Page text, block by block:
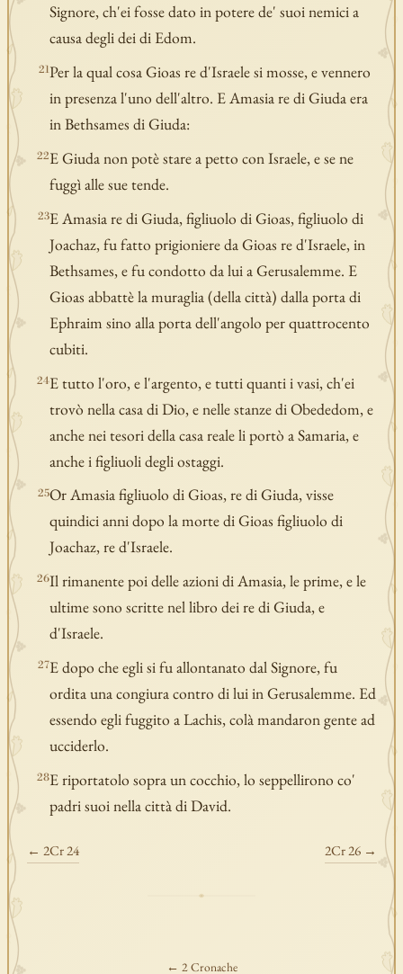
Signore, ch'ei fosse dato in potere de' suoi nemici a
causa degli dei di Edom.
21Per la qual cosa Gioas re d'Israele si mosse, e vennero
in presenza l'uno dell'altro. E Amasia re di Giuda era
in Bethsames di Giuda:
22E Giuda non potè stare a petto con Israele, e se ne
fuggì alle sue tende.
23E Amasia re di Giuda, figliuolo di Gioas, figliuolo di
Joachaz, fu fatto prigioniere da Gioas re d'Israele, in
Bethsames, e fu condotto da lui a Gerusalemme. E
Gioas abbattè la muraglia (della città) dalla porta di
Ephraim sino alla porta dell'angolo per quattrocento
cubiti.
24E tutto l'oro, e l'argento, e tutti quanti i vasi, ch'ei
trovò nella casa di Dio, e nelle stanze di Obededom, e
anche nei tesori della casa reale li portò a Samaria, e
anche i figliuoli degli ostaggi.
25Or Amasia figliuolo di Gioas, re di Giuda, visse
quindici anni dopo la morte di Gioas figliuolo di
Joachaz, re d'Israele.
26Il rimanente poi delle azioni di Amasia, le prime, e le
ultime sono scritte nel libro dei re di Giuda, e
d'Israele.
27E dopo che egli si fu allontanato dal Signore, fu
ordita una congiura contro di lui in Gerusalemme. Ed
essendo egli fuggito a Lachis, colà mandaron gente ad
ucciderlo.
28E riportatolo sopra un cocchio, lo seppellirono co'
padri suoi nella città di David.
← 2Cr 24 2Cr 26 →
← 2 Cronache